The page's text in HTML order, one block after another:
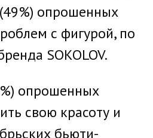
опрошенных
с фигурой, по
SOKOLOV.
опрошенных
свою красоту и
бьюти-